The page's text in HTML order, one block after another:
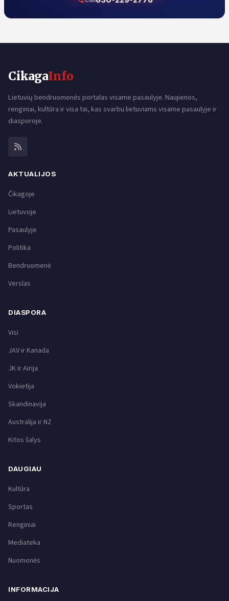
CikagaInfo
Lietuvių bendruomenės portalas visame pasaulyje. Naujienos,
renginiai, kultūra ir visa tai, kas svarbu lietuviams visame pasaulyje ir
diasporoje.
AKTUALIJOS
Čikagoje
Lietuvoje
Pasaulyje
Politika
Bendruomenė
Verslas
DIASPORA
Visi
JAV ir Kanada
JK ir Airija
Vokietija
Skandinavija
Australija ir NZ
Kitos šalys
DAUGIAU
Kultūra
Sportas
Renginiai
Mediateka
Nuomonės
INFORMACIJA